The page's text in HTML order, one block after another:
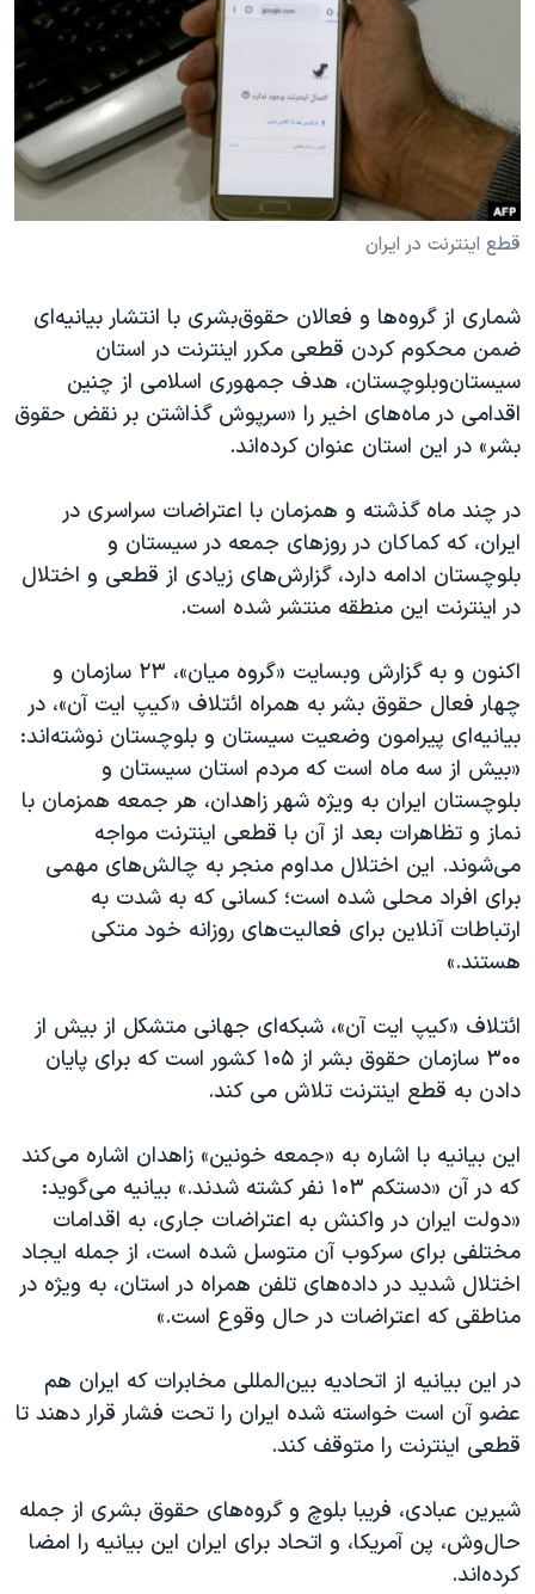
فرهنگ و زندگی
حقوق شهروندی
اقتصادی
اسرائیل در جنگ
گالری عکس
انتخابات ریاست جمهوری آمریکا ۲۰۲۴
حمله جمهوری اسلامی به اسرائیل
ورزش زنان در ایران
اعتراضات زن، زندگی، آزادی
تریبونال مردمی آبان ۹۸
دادگاه حمید نوری
چهل سال گروگان‌گیری
قانون شفافیت دارائی کادر رهبری ایران
اعتراضات مردمی آبان ۹۸
اسرائیل در جنگ
نرگس محمدی برنده جایزه نوبل صلح
همایش محافظه‌کاران آمریکا «سی‌پک»
صفحه‌های ویژه
سفر پرزیدنت ترامپ به چین
زبانهای مختلف
قطع اینترنت در ایران
شماری از گروه‌ها و فعالان حقوق‌بشری با انتشار بیانیه‌ای
ضمن محکوم کردن قطعی مکرر اینترنت در استان
سیستان‌و‌بلوچستان، هدف جمهوری اسلامی از چنین
اقدامی در ماه‌های اخیر را «سرپوش گذاشتن بر نقض حقوق
بشر» در این استان عنوان کرده‌اند.
در چند ماه گذشته و همزمان با اعتراضات سراسری در
ایران، که کماکان در روزهای جمعه در سیستان و
بلوچستان ادامه دارد، گزارش‌های زیادی از قطعی و اختلال
در اینترنت این منطقه منتشر شده است.
اکنون و به گزارش وبسایت «گروه میان»، ۲۳ سازمان و
چهار فعال حقوق بشر به همراه ائتلاف «کیپ ایت آن»، در
بیانیه‌ای پیرامون وضعیت سیستان و بلوچستان نوشته‌اند:
«بیش از سه ماه است که مردم استان سیستان و
بلوچستان ایران به ویژه شهر زاهدان، هر جمعه همزمان با
نماز و تظاهرات بعد از آن با قطعی اینترنت مواجه
می‌شوند. این اختلال مداوم منجر به چالش‌های مهمی
برای افراد محلی شده است؛ کسانی که به شدت به
ارتباطات آنلاین برای فعالیت‌های روزانه خود متکی
هستند.»
ائتلاف «کیپ ایت آن»، شبکه‌ای جهانی متشکل از بیش از
۳۰۰ سازمان حقوق بشر از ۱۰۵ کشور است که برای پایان
دادن به قطع اینترنت تلاش می کند.
این بیانیه با اشاره به «جمعه خونین» زاهدان اشاره می‌کند
که در آن «دستکم ۱۰۳ نفر کشته شدند.» بیانیه می‌گوید:
«دولت ایران در واکنش به اعتراضات جاری، به اقدامات
مختلفی برای سرکوب آن متوسل شده است، از جمله ایجاد
اختلال شدید در داده‌های تلفن همراه در استان، به ویژه در
مناطقی که اعتراضات در حال وقوع است.»
در این بیانیه از اتحادیه بین‌المللی مخابرات که ایران هم
عضو آن است خواسته شده ایران را تحت فشار قرار دهند تا
قطعی اینترنت را متوقف کند.
شیرین عبادی، فریبا بلوچ و گروه‌های حقوق بشری از جمله
حال‌وش، پن آمریکا، و اتحاد برای ایران این بیانیه را امضا
کرده‌اند.